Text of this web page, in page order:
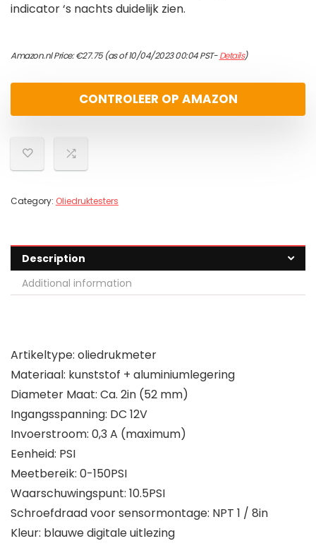
indicator ‘s nachts duidelijk zien.
Amazon.nl Price:€27.75(as of 10/04/2023 00:04 PST-Details)
CONTROLEER OP AMAZON
Category: Oliedruktesters
Description
Additional information
Artikeltype: oliedrukmeter
Materiaal: kunststof + aluminiumlegering
Diameter Maat: Ca. 2in (52 mm)
Ingangsspanning: DC 12V
Invoerstroom: 0,3 A (maximum)
Eenheid: PSI
Meetbereik: 0-150PSI
Waarschuwingspunt: 10.5PSI
Schroefdraad voor sensormontage: NPT 1 / 8in
Kleur: blauwe digitale uitlezing